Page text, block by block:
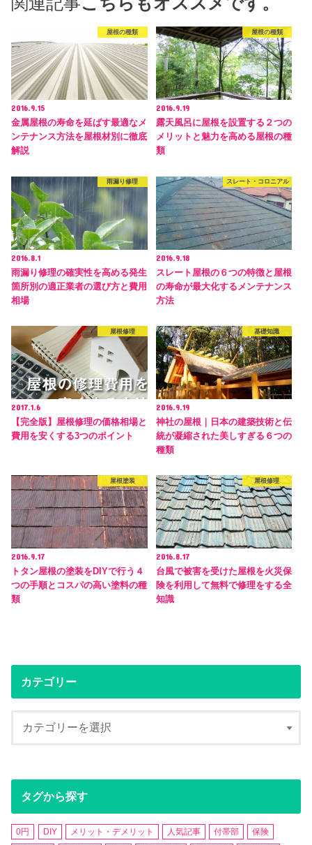
屋根の種類
2016.9.15
金属屋根の寿命を延ばす最適なメ
ンテナンス方法を屋根材別に徹底
解説
屋根の種類
2016.9.19
露天風呂に屋根を設置する２つの
メリットと魅力を高める屋根の種
類
雨漏り修理
2016.8.1
雨漏り修理の確実性を高める発生
箇所別の適正業者の選び方と費用
相場
スレート・コロニアル
2016.9.18
スレート屋根の６つの特徴と屋根
の寿命が最大化するメンテナンス
方法
屋根修理
2017.1.6
【完全版】屋根修理の価格相場と
費用を安くする3つのポイント
基礎知識
2016.9.19
神社の屋根｜日本の建築技術と伝
統が凝縮された美しすぎる６つの
種類
屋根塗装
2016.9.17
トタン屋根の塗装をDIYで行う４
つの手順とコスパの高い塗料の種
類
屋根修理
2016.8.17
台風で被害を受けた屋根を火災保
険を利用して無料で修理をする全
知識
カテゴリー
タグから探す
0円 DIY メリット・デメリット 人気記事 付帯部
保険